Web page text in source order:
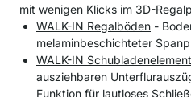
mit wenigen Klicks im 3D-
WALK-IN Regalböden -
melaminbeschichteter
WALK-IN
ausziehbaren
Funktion für lautloses